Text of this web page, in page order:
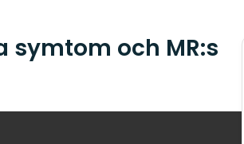
och MR:s